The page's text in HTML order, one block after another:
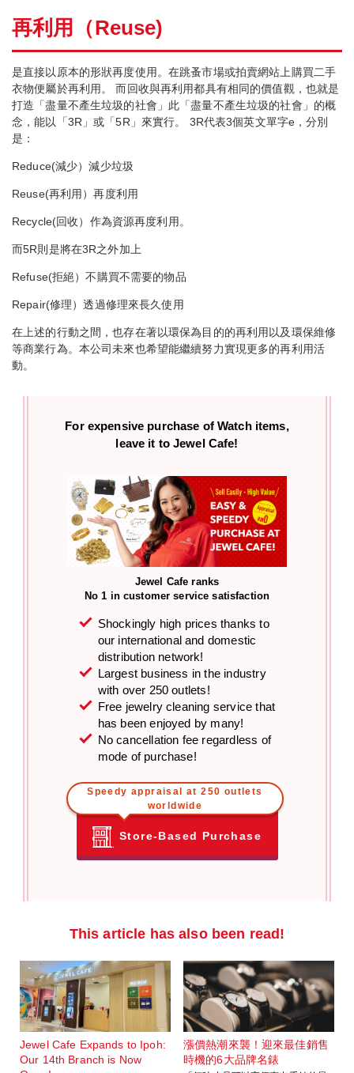
再利用（Reuse)
是直接以原本的形狀再度使用。在跳蚤市場或拍賣網站上購買二手
衣物便屬於再利用。 而回收與再利用都具有相同的價值觀，也就是
打造「盡量不產生垃圾的社會」此「盡量不產生垃圾的社會」的概
念，能以「3R」或「5R」來實行。 3R代表3個英文單字e，分別
是：
Reduce(減少）減少垃圾
Reuse(再利用）再度利用
Recycle(回收）作為資源再度利用。
而5R則是將在3R之外加上
Refuse(拒絕）不購買不需要的物品
Repair(修理）透過修理來長久使用
在上述的行動之間，也存在著以環保為目的的再利用以及環保維修
等商業行為。本公司未來也希望能繼續努力實現更多的再利用活
動。
For expensive purchase of Watch items,
leave it to Jewel Cafe!
Jewel Cafe ranks
No 1 in customer service satisfaction
Shockingly high prices thanks to
our international and domestic
distribution network!
Largest business in the industry
with over 250 outlets!
Free jewelry cleaning service that
has been enjoyed by many!
No cancellation fee regardless of
mode of purchase!
Speedy appraisal at 250 outlets
worldwide
Store-Based Purchase
This article has also been read!
Jewel Cafe Expands to Ipoh:
Our 14th Branch is Now
漲價熱潮來襲！迎來最佳銷售
時機的6大品牌名錶